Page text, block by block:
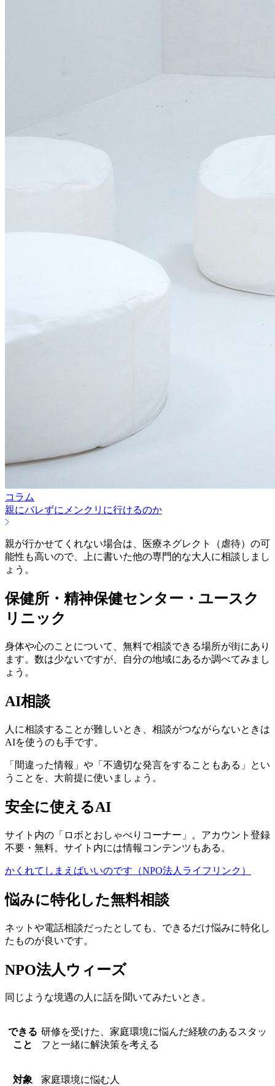
コラム
親にバレずにメンクリに行けるのか
親が行かせてくれない場合は、医療ネグレクト（虐待）の可
能性も高いので、上に書いた他の専門的な大人に相談しまし
ょう。
保健所・精神保健センター・ユースク
リニック
身体や心のことについて、無料で相談できる場所が街にあり
ます。数は少ないですが、自分の地域にあるか調べてみまし
ょう。
AI相談
人に相談することが難しいとき、相談がつながらないときは
AIを使うのも手です。
「間違った情報」や「不適切な発言をすることもある」とい
うことを、大前提に使いましょう。
安全に使えるAI
サイト内の「ロボとおしゃべりコーナー」。アカウント登録
不要・無料。サイト内には情報コンテンツもある。
かくれてしまえばいいのです（NPO法人ライフリンク）
悩みに特化した無料相談
ネットや電話相談だったとしても、できるだけ悩みに特化し
たものが良いです。
NPO法人ウィーズ
同じような境遇の人に話を聞いてみたいとき。
できる
こと
研修を受けた、家庭環境に悩んだ経験のあるスタッ
フと一緒に解決策を考える
対象 家庭環境に悩む人